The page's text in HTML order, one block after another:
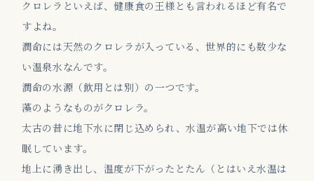
クロレラといえば、健康食の王様とも言われるほど有名で
すよね。
潤命には天然のクロレラが入っている、世界的にも数少な
い温泉水なんです。
潤命の水源（飲用とは別）の一つです。
藻のようなものがクロレラ。
太古の昔に地下水に閉じ込められ、水温が高い地下では休
眠しています。
地上に湧き出し、温度が下がったとたん（とはいえ水温は